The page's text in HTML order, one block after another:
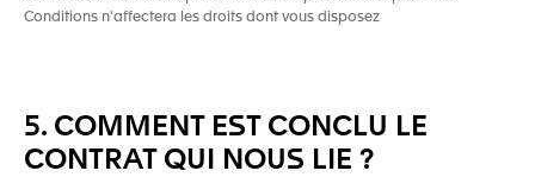
Conditions n'affectera les droits dont vous disposez
5. COMMENT EST CONCLU LE
CONTRAT QUI NOUS LIE ?